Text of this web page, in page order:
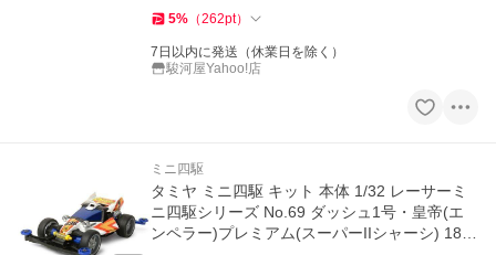
5% （262pt）
7日以内に発送（休業日を除く）
駿河屋Yahoo!店
ミニ四駆
タミヤ ミニ四駆 キット 本体 1/32 レーサーミ
ニ四駆シリーズ No.69 ダッシュ1号・皇帝(エ
ンペラー)プレミアム(スーパーIIシャーシ) 180